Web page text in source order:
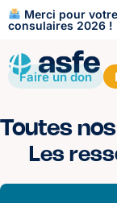
Merci pour
consulaires 2026 !
Faire un don
Toutes
Les